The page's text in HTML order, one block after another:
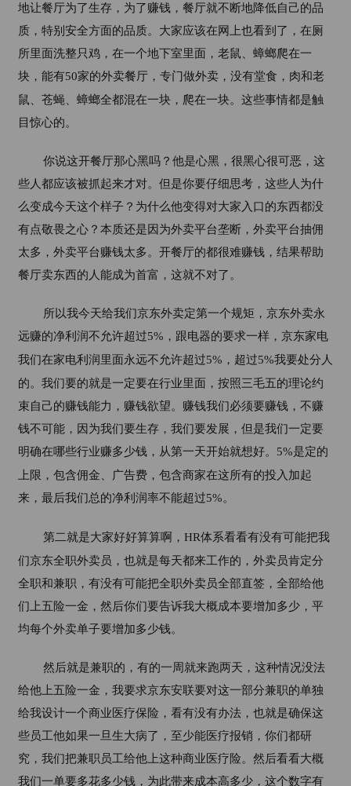
地让餐厅为了生存，为了赚钱，餐厅就不断地降低自己的品
质，特别安全方面的品质。大家应该在网上也看到了，在厕
所里面洗整只鸡，在一个地下室里面，老鼠、蟑螂爬在一
块，能有50家的外卖餐厅，专门做外卖，没有堂食，肉和老
鼠、苍蝇、蟑螂全都混在一块，爬在一块。这些事情都是触
目惊心的。
你说这开餐厅那心黑吗？他是心黑，很黑心很可恶，这
些人都应该被抓起来才对。但是你要仔细思考，这些人为什
么变成今天这个样子？为什么他变得对大家入口的东西都没
有点敬畏之心？本质还是因为外卖平台垄断，外卖平台抽佣
太多，外卖平台赚钱太多。开餐厅的都很难赚钱，结果帮助
餐厅卖东西的人能成为首富，这就不对了。
所以我今天给我们京东外卖定第一个规矩，京东外卖永
远赚的净利润不允许超过5% ，跟电器的要求一样，京东家电
我们在家电利润里面永远不允许超过5% ，超过5%我要处分人
的。我们要的就是一定要在行业里面，按照三毛五的理论约
束自己的赚钱能力，赚钱欲望。赚钱我们必须要赚钱，不赚
钱不可能，因为我们要生存，我们要发展，但是我们一定要
明确在哪些行业赚多少钱，从第一天开始就想好。 5%是定的
上限，包含佣金、广告费，包含商家在这所有的投入加起
来，最后我们总的净利润率不能超过5%。
第二就是大家好好算算啊， HR体系看看有没有可能把我
们京东全职外卖员，也就是每天都来工作的，外卖员肯定分
全职和兼职，有没有可能把全职外卖员全部直签，全部给他
们上五险一金，然后你们要告诉我大概成本要增加多少，平
均每个外卖单子要增加多少钱。
然后就是兼职的，有的一周就来跑两天，这种情况没法
给他上五险一金，我要求京东安联要对这一部分兼职的单独
给我设计一个商业医疗保险，看有没有办法，也就是确保这
些员工他如果一旦生大病了，至少能医疗报销，你们都研
究，我们把兼职员工给他上这种商业医疗险。然后看看大概
我们一单要多花多少钱，为此带来成本高多少，这个数字有